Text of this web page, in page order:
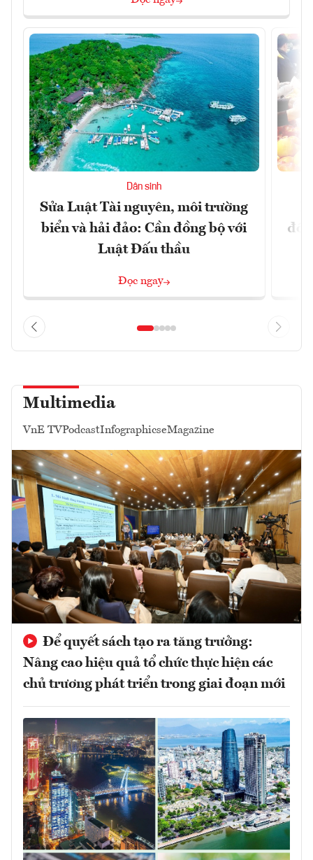
Dân sinh
Sửa Luật Tài nguyên, môi trường
biển và hải đảo: Cần đồng bộ với
Luật Đấu thầu
Đọc ngay
Multimedia
VnE TVPodcastInfographicseMagazine
Để quyết sách tạo ra tăng trưởng:
Nâng cao hiệu quả tổ chức thực hiện các
chủ trương phát triển trong giai đoạn mới